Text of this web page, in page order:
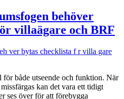
behöver
villaägare och BRF
både utseende och funktion. När
kan det vara ett tidigt
ses över för att förebygga